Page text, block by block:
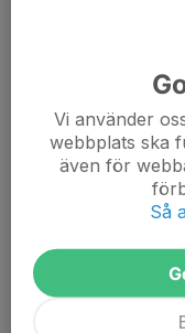
Uhlin, jag kommer
26 maj
Någon som ska
med mina skor och
Det bjuds på grogg
Vi använder
webbplats ska
även för
Så